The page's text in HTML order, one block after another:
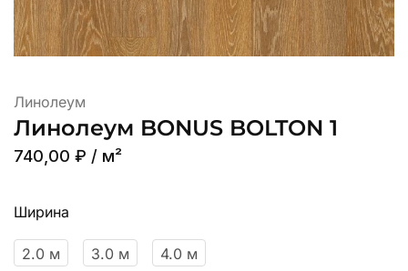
Линолеум
Линолеум BONUS BOLTON 1
740,00 ₽ / м²
Ширина
2.0 м 3.0 м 4.0 м